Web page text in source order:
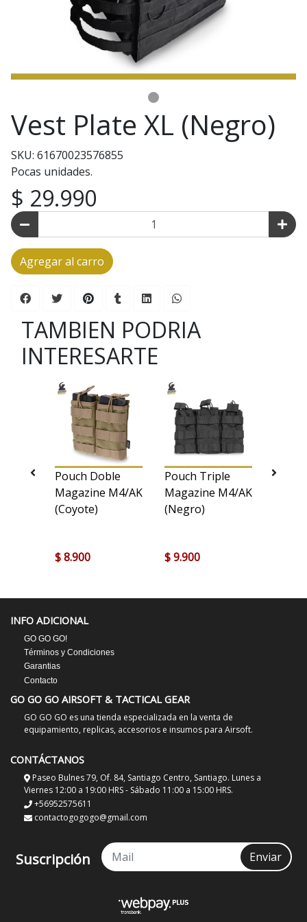
Vest Plate XL (Negro)
SKU: 61670023576855
Pocas unidades.
$ 29.990
Agregar al carro
TAMBIEN PODRIA
INTERESARTE
Pouch Doble
Magazine M4/AK
(Coyote)
$ 8.900
Pouch Triple
Magazine M4/AK
(Negro)
$ 9.900
INFO ADICIONAL
GO GO GO!
Términos y Condiciones
Garantias
Contacto
GO GO GO AIRSOFT & TACTICAL GEAR
GO GO GO es una tienda especializada en la venta de
equipamiento, replicas, accesorios e insumos para Airsoft.
CONTÁCTANOS
Paseo Bulnes 79, Of. 84, Santiago Centro, Santiago. Lunes a
Viernes 12:00 a 19:00 HRS - Sábado 11:00 a 15:00 HRS.
+56952575611
contactogogogo@gmail.com
Suscripción Enviar